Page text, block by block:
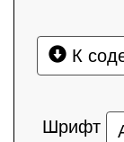
К
Шрифт